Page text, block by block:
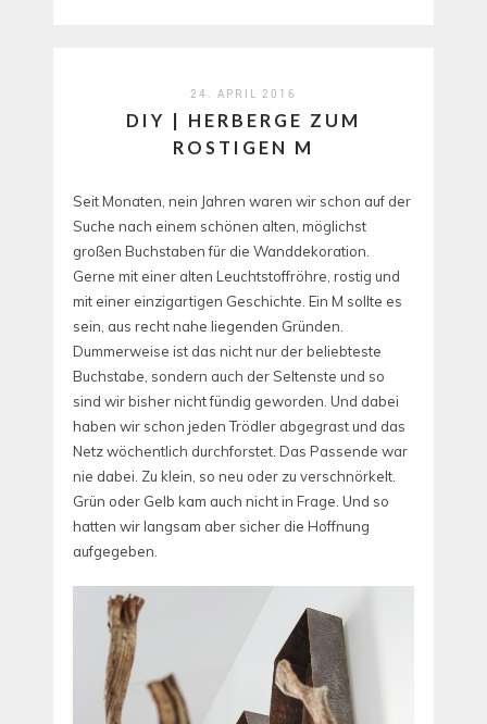
24. APRIL 2016
DIY | HERBERGE ZUM
ROSTIGEN M
Seit Monaten, nein Jahren waren wir schon auf der
Suche nach einem schönen alten, möglichst
großen Buchstaben für die Wanddekoration.
Gerne mit einer alten Leuchtstoffröhre, rostig und
mit einer einzigartigen Geschichte. Ein M sollte es
sein, aus recht nahe liegenden Gründen.
Dummerweise ist das nicht nur der beliebteste
Buchstabe, sondern auch der Seltenste und so
sind wir bisher nicht fündig geworden. Und dabei
haben wir schon jeden Trödler abgegrast und das
Netz wöchentlich durchforstet. Das Passende war
nie dabei. Zu klein, so neu oder zu verschnörkelt.
Grün oder Gelb kam auch nicht in Frage. Und so
hatten wir langsam aber sicher die Hoffnung
aufgegeben.